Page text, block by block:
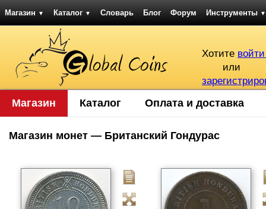
Магазин ▼ Каталог ▼ Словарь Блог Форум Инструменты ▼
Хотите
или
Магазин Каталог Оплата и доставка
Магазин монет — Британский Гондурас